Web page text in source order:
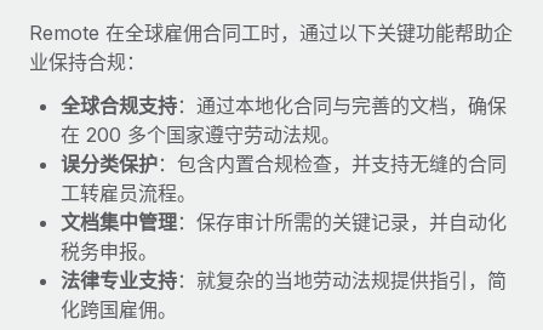
合规守望台
防范合规风险
设备管理
在全球范围内配置和跟踪 IT 设备
实体设立
快速建立合规实体
人员调配与搬迁
Cultivating a Thriving Remote-First Culture in
Partnership with Remote
At a glance Discover the evolution of TheyDo, a pioneering
journey management platform that has...
了解更多
Reverse Tech's strategic partnership with
Remote for contractor management and
payroll
查看全部资源
博客
Why owned entities are key to maintaining
EOR compliance
As the global workforce continues to expand in response
to the demands of today’s labor market, the...
了解更多
Remote 在全球雇佣合同工时，通过以下关键功能帮助企
业保持合规：
全球合规支持：通过本地化合同与完善的文档，确保
在 200 多个国家遵守劳动法规。
误分类保护：包含内置合规检查，并支持无缝的合同
工转雇员流程。
文档集中管理：保存审计所需的关键记录，并自动化
税务申报。
法律专业支持：就复杂的当地劳动法规提供指引，简
化跨国雇佣。